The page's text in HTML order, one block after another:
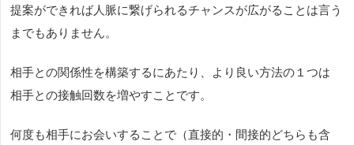
提案ができれば人脈に繋げられるチャンスが広がることは言う
までもありません。
相手との関係性を構築するにあたり、より良い方法の１つは
相手との接触回数を増やすことです。
何度も相手にお会いすることで（直接的・間接的どちらも含